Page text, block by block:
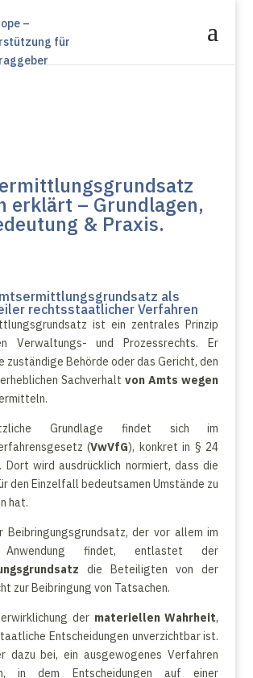
erklärt – Grundlagen,
& Praxis.
als
rechtsstaatlicher Verfahren
ist ein zentrales Prinzip
Verwaltungs- und Prozessrechts. Er
Behörde oder das Gericht, den
Sachverhalt von Amts wegen
Grundlage findet sich im
(VwVfG), konkret in § 24
Dort wird ausdrücklich normiert, dass die
den Einzelfall bedeutsamen Umstände zu
hat.
Beibringungsgrundsatz, der vor allem im
Anwendung findet, entlastet der
die Beteiligten von der
zur Beibringung von Tatsachen.
der materiellen Wahrheit,
Entscheidungen unverzichtbar ist.
dazu bei, ein ausgewogenes Verfahren
in dem Entscheidungen auf einer